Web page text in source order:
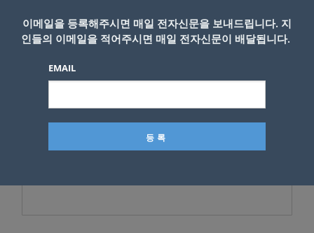
관련기사법원, 트럼프 상호관세 대체 관세도
- Copyright © KNEWSLA.COM, 무단 전재 및 재배포 금지
이메일을 등록해주시면 매일 전자신문을 보내드립니다. 지
인들의 이메일을 적어주시면 매일 전자신문이 배달됩니다.
EMAIL